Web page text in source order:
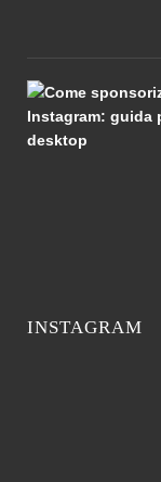
INSTAGRAM